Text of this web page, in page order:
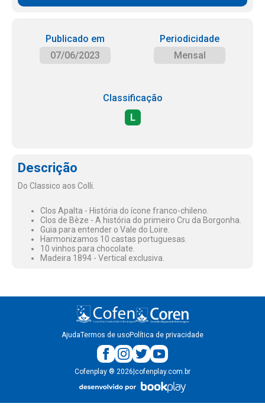
Publicado em
07/06/2023
Periodicidade
Mensal
Classificação
L
Descrição
Do Classico aos Colli.
Clos Apalta - História do ícone franco-chileno.
Clos de Bèze - A história do primeiro Cru da Borgonha.
Guia para entender o Vale do Loire.
Harmonizamos 10 castas portuguesas.
10 vinhos para chocolate.
Madeira 1894 - Vertical exclusiva.
AjudaTermos de usoPolítica de privacidade
Cofenplay ® 2026 cofenplay.com.br